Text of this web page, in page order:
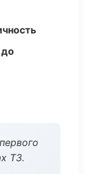
ТЗ.